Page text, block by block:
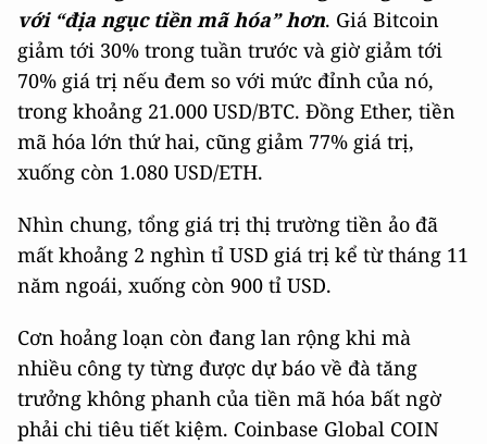
với “địa ngục tiền mã hóa” hơn. Giá Bitcoin
giảm tới 30% trong tuần trước và giờ giảm tới
70% giá trị nếu đem so với mức đỉnh của nó,
trong khoảng 21.000 USD/BTC. Đồng Ether, tiền
mã hóa lớn thứ hai, cũng giảm 77% giá trị,
xuống còn 1.080 USD/ETH.
Nhìn chung, tổng giá trị thị trường tiền ảo đã
mất khoảng 2 nghìn tỉ USD giá trị kể từ tháng 11
năm ngoái, xuống còn 900 tỉ USD.
Cơn hoảng loạn còn đang lan rộng khi mà
nhiều công ty từng được dự báo về đà tăng
trưởng không phanh của tiền mã hóa bất ngờ
phải chi tiêu tiết kiệm. Coinbase Global COIN